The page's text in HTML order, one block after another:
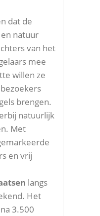
dat de
natuur
van het
mee
willen ze
brengen.
natuurlijk
Met
en vrij
langs
Het
3.500